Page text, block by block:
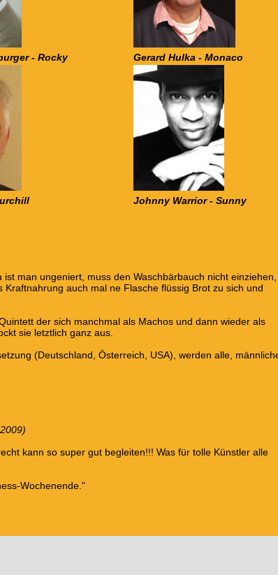
- Rocky Gerard Hulka - Monaco
Johnny Warrior - Sunny
man ungeniert, muss den Waschbärbauch nicht einziehen,
auch mal ne Flasche flüssig Brot zu sich und
der sich manchmal als Machos und dann wieder als
sie letztlich ganz aus.
(Deutschland, Österreich, USA), werden alle,
kann so super gut begleiten!!! Was für tolle Künstler alle
Wochenende."